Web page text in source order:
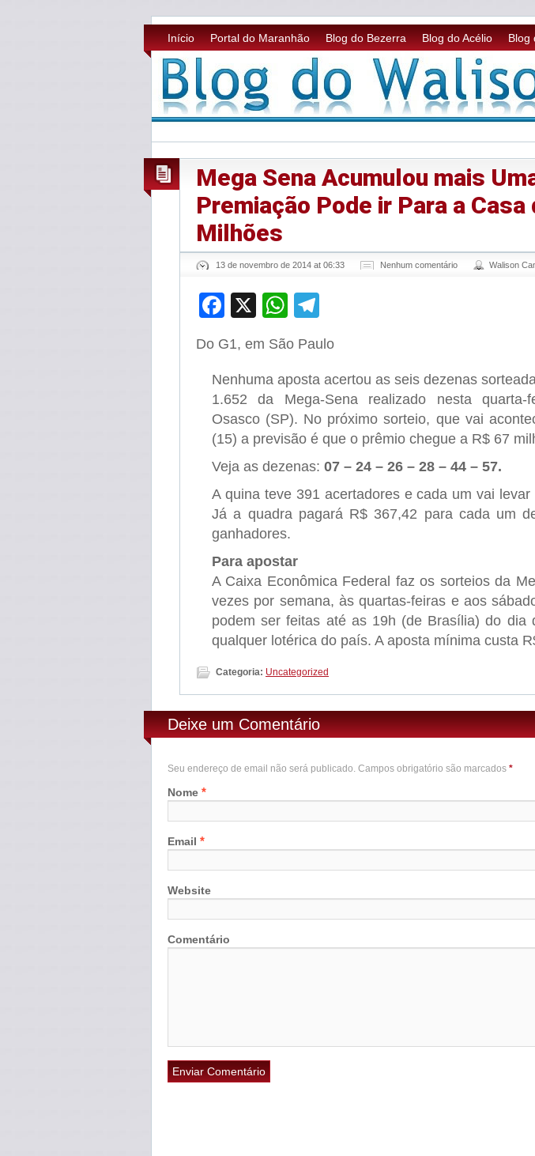
Início Portal do Maranhão Blog do Bezerra Blog do Acélio Blog
Mega Sena Acumulou mais
Premiação Pode ir Para a Casa
Milhões
13 de novembro de 2014 at 06:33 Nenhum comentário Walison
Facebook
X WhatsApp
Do G1, em São Paulo
Nenhuma aposta acertou as seis dezenas
1.652 da Mega-Sena realizado nesta quarta-
Osasco (SP). No próximo sorteio, que vai
(15) a previsão é que o prêmio chegue a R$ 67
Veja as dezenas: 07 – 24 – 26 – 28 – 44 – 57.
A quina teve 391 acertadores e cada um vai levar
Já a quadra pagará R$ 367,42 para cada um
ganhadores.
Para apostar
A Caixa Econômica Federal faz os sorteios da
vezes por semana, às quartas-feiras e aos
podem ser feitas até as 19h (de Brasília) do dia
qualquer lotérica do país. A aposta mínima custa
Categoria: Uncategorized
Deixe um Comentário
Seu endereço de email não será publicado. Campos obrigatório são marcados *
Nome *
Email *
Website
Comentário